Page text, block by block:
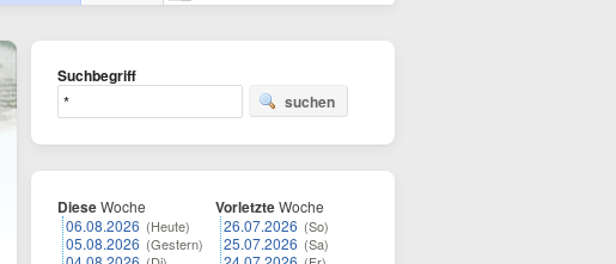
Suchbegriff
suchen
DieseWoche
06.08.2026 (Heute)
05.08.2026 (Gestern)
VorletzteWoche
26.07.2026 (So)
25.07.2026 (Sa)